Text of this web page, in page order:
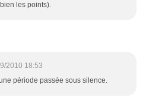
les points).
2010 18:53
période passée sous silence.